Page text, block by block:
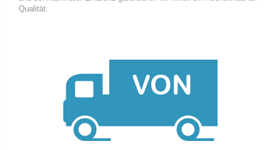
Qualität.